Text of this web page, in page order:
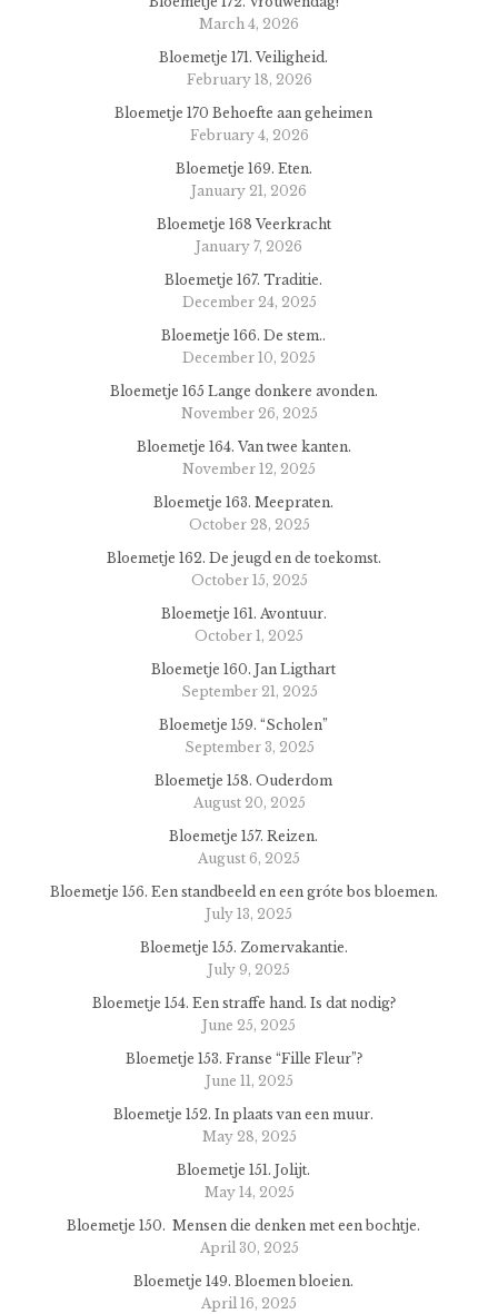
March 4, 2026
Bloemetje 171. Veiligheid.
February 18, 2026
Bloemetje 170 Behoefte aan geheimen
February 4, 2026
Bloemetje 169. Eten.
January 21, 2026
Bloemetje 168 Veerkracht
January 7, 2026
Bloemetje 167. Traditie.
December 24, 2025
Bloemetje 166. De stem..
December 10, 2025
Bloemetje 165 Lange donkere avonden.
November 26, 2025
Bloemetje 164. Van twee kanten.
November 12, 2025
Bloemetje 163. Meepraten.
October 28, 2025
Bloemetje 162. De jeugd en de toekomst.
October 15, 2025
Bloemetje 161. Avontuur.
October 1, 2025
Bloemetje 160. Jan Ligthart
September 21, 2025
Bloemetje 159. “Scholen”
September 3, 2025
Bloemetje 158. Ouderdom
August 20, 2025
Bloemetje 157. Reizen.
August 6, 2025
Bloemetje 156. Een standbeeld en een gróte bos bloemen.
July 13, 2025
Bloemetje 155. Zomervakantie.
July 9, 2025
Bloemetje 154. Een straffe hand. Is dat nodig?
June 25, 2025
Bloemetje 153. Franse “Fille Fleur”?
June 11, 2025
Bloemetje 152. In plaats van een muur.
May 28, 2025
Bloemetje 151. Jolijt.
May 14, 2025
Bloemetje 150. Mensen die denken met een bochtje.
April 30, 2025
Bloemetje 149. Bloemen bloeien.
April 16, 2025